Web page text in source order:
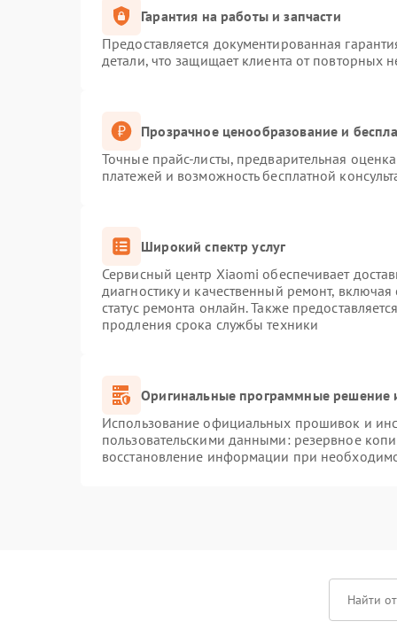
Гарантия на работы и запчасти
Предоставляется документированная
детали, что защищает клиента от повторных
Прозрачное ценообразование и
Точные прайс-листы, предварительная
платежей и возможность бесплатной
Широкий спектр услуг
Сервисный центр Xiaomi обеспечивает
диагностику и качественный ремонт,
статус ремонта онлайн. Также
продления срока службы техники
Оригинальные программные решение
Использование официальных прошивок и
пользовательскими данными: резервное
восстановление информации при